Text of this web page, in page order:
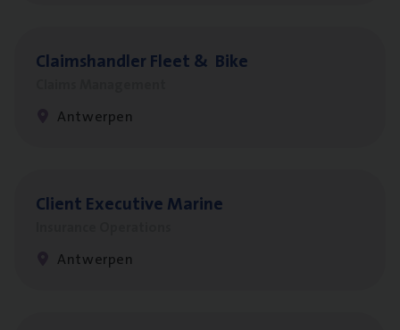
Claims­hand­ler Fleet& Bike
Antwerpen
Client Exe­cu­ti­ve Marine
Antwerpen